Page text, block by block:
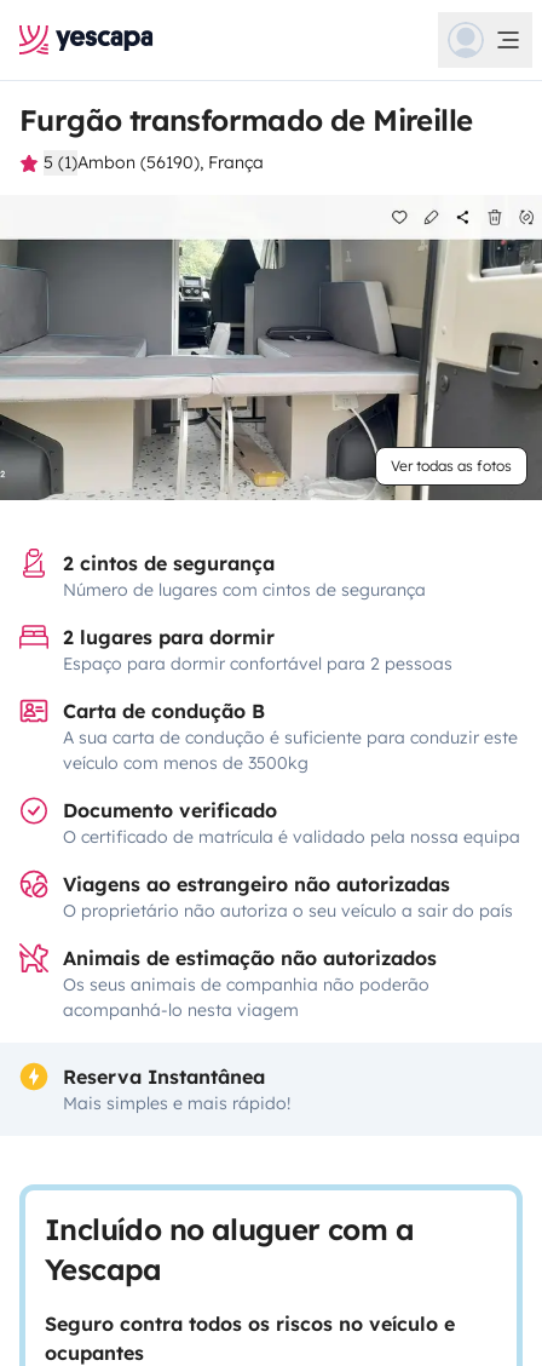
Furgão transformado de Mireille
5 (1)Ambon (56190), França
Ver todas as fotos
2 cintos de segurança
Número de lugares com cintos de segurança
2 lugares para dormir
Espaço para dormir confortável para 2 pessoas
Carta de condução B
A sua carta de condução é suficiente para conduzir este
veículo com menos de 3500kg
Documento verificado
O certificado de matrícula é validado pela nossa equipa
Viagens ao estrangeiro não autorizadas
O proprietário não autoriza o seu veículo a sair do país
Animais de estimação não autorizados
Os seus animais de companhia não poderão
acompanhá-lo nesta viagem
Reserva Instantânea
Mais simples e mais rápido!
Incluído no aluguer com a
Yescapa
Seguro contra todos os riscos no veículo e
ocupantes